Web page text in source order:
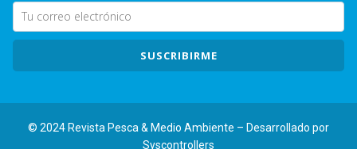
SUSCRIBIRME
© 2024 Revista Pesca & Medio Ambiente – Desarrollado por
Syscontrollers